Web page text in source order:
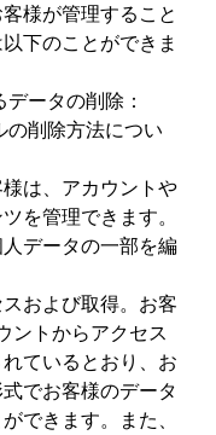
様が管理すること
下のことができま
ータの削除：
削除方法につい
様は、アカウントや
を管理できます。
人データの一部を編
および取得。お客
ントからアクセス
ているとおり、お
でお客様のデータ
できます。また、